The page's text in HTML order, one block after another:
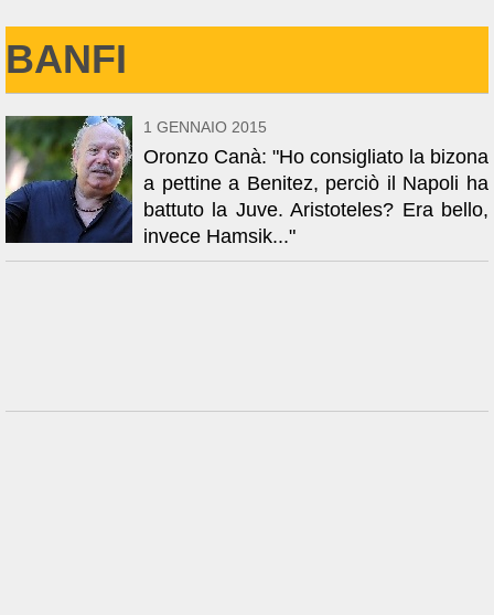
BANFI
1 GENNAIO 2015
Oronzo Canà: "Ho consigliato la bizona
a pettine a Benitez, perciò il Napoli ha
battuto la Juve. Aristoteles? Era bello,
invece Hamsik..."